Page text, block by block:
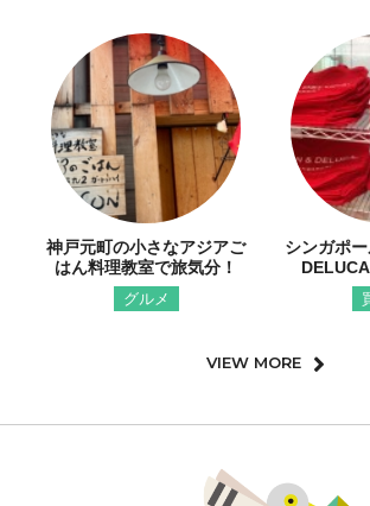
神戸元町の小さなアジアご
はん料理教室で旅気分！
グルメ
シンガポ
VIEW MORE